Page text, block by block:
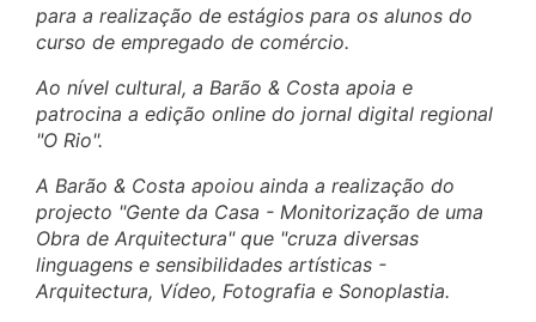
para a realização de estágios para os alunos do
curso de empregado de comércio.
Ao nível cultural, a Barão & Costa apoia e
patrocina a edição online do jornal digital regional
"O Rio".
A Barão & Costa apoiou ainda a realização do
projecto "Gente da Casa - Monitorização de uma
Obra de Arquitectura" que "cruza diversas
linguagens e sensibilidades artísticas -
Arquitectura, Vídeo, Fotografia e Sonoplastia.